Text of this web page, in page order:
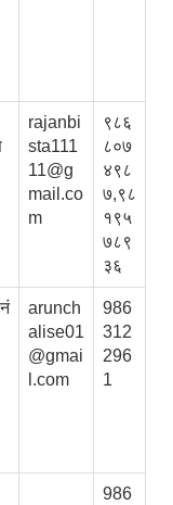
rajanbi
sta111
11@g
mail.co
m
९८६
८०७
४९८
७,९८
१९५
७८९
३६
arunch
alise01
@gmai
l.com
986
312
296
1
986